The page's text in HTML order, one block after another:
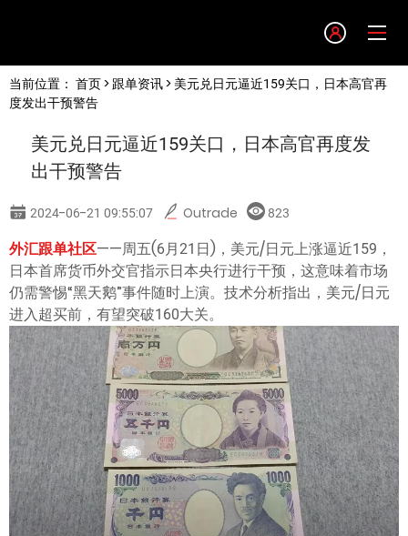
English
简体中文
한글
日本語
Tiếng việt
ไทย
当前位置： 首页> 跟单资讯> 美元兑日元逼近159关口，日本高官再
度发出干预警告
美元兑日元逼近159关口，日本高官再度发
出干预警告
2024-06-21 09:55:07 Outrade 823
外汇跟单社区——周五(6月21日)，美元/日元上涨逼近159，
日本首席货币外交官指示日本央行进行干预，这意味着市场
仍需警惕“黑天鹅”事件随时上演。技术分析指出，美元/日元
进入超买前，有望突破160大关。